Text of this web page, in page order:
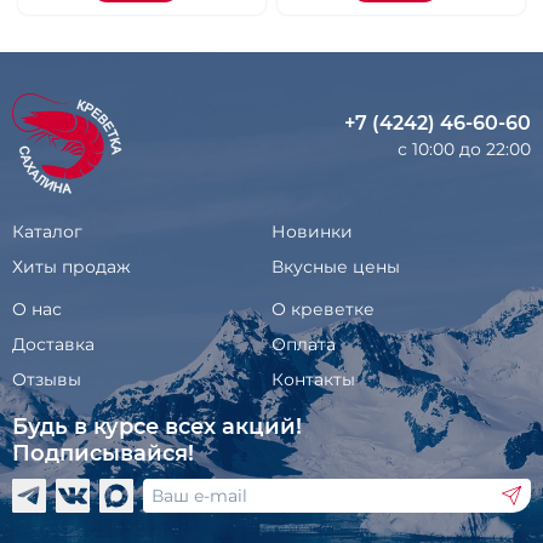
+7 (4242) 46-60-60
с 10:00 до 22:00
Каталог
Новинки
Хиты продаж
Вкусные цены
О нас
О креветке
Доставка
Оплата
Отзывы
Контакты
Будь в курсе всех акций!
Подписывайся!